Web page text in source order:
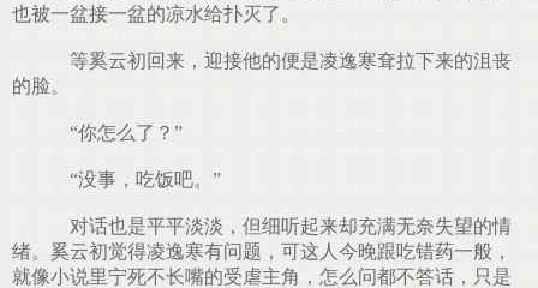
也被一盆接一盆的凉水给扑灭了。
等奚云初回来，迎接他的便是凌逸寒耷拉下来的沮丧
的脸。
“你怎么了？”
“没事，吃饭吧。”
对话也是平平淡淡，但细听起来却充满无奈失望的情
绪。奚云初觉得凌逸寒有问题，可这人今晚跟吃错药一般，
就像小说里宁死不长嘴的受虐主角，怎么问都不答话，只是